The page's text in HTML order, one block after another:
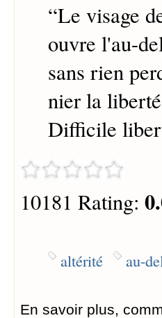
“Le visage
ouvre l'au-
sans rien
nier la
Difficile
10181 Rating:
altérité au-
En savoir plus,